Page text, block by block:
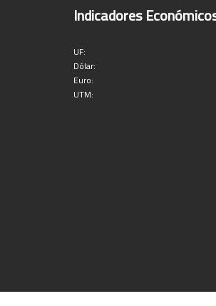
Indicadores
UF:
Dólar:
Euro:
UTM: